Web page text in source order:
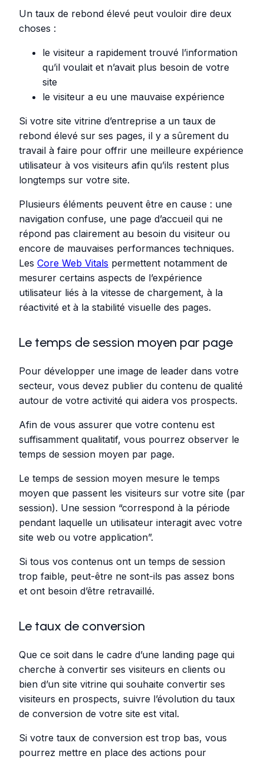
Un taux de rebond élevé peut vouloir dire deux
choses :
le visiteur a rapidement trouvé l’information
qu’il voulait et n’avait plus besoin de votre
site
le visiteur a eu une mauvaise expérience
Si votre site vitrine d’entreprise a un taux de
rebond élevé sur ses pages, il y a sûrement du
travail à faire pour offrir une meilleure expérience
utilisateur à vos visiteurs afin qu’ils restent plus
longtemps sur votre site.
Plusieurs éléments peuvent être en cause : une
navigation confuse, une page d’accueil qui ne
répond pas clairement au besoin du visiteur ou
encore de mauvaises performances techniques.
Les Core Web Vitals permettent notamment de
mesurer certains aspects de l’expérience
utilisateur liés à la vitesse de chargement, à la
réactivité et à la stabilité visuelle des pages.
Le temps de session moyen par page
Pour développer une image de leader dans votre
secteur, vous devez publier du contenu de qualité
autour de votre activité qui aidera vos prospects.
Afin de vous assurer que votre contenu est
suffisamment qualitatif, vous pourrez observer le
temps de session moyen par page.
Le temps de session moyen mesure le temps
moyen que passent les visiteurs sur votre site (par
session). Une session “correspond à la période
pendant laquelle un utilisateur interagit avec votre
site web ou votre application”.
Si tous vos contenus ont un temps de session
trop faible, peut-être ne sont-ils pas assez bons
et ont besoin d’être retravaillé.
Le taux de conversion
Que ce soit dans le cadre d’une landing page qui
cherche à convertir ses visiteurs en clients ou
bien d’un site vitrine qui souhaite convertir ses
visiteurs en prospects, suivre l’évolution du taux
de conversion de votre site est vital.
Si votre taux de conversion est trop bas, vous
pourrez mettre en place des actions pour